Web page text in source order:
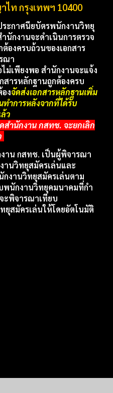
ไท กรุงเทพฯ 10400
ะกาศนียบัตรพนักงานวิทยุ
นักงานจะดําเนินการตรวจ
องครบถ้วนของเอกสาร
ณา
ม่เพียงพอ สํานักงานจะแจ้ง
สารหลักฐานถูกต้องครบ
งจัดส่งเอกสารหลักฐานเพิ่ม
ทําการหลังจากที่ได้รับ
ว
สํานักงาน กสทช. จะยกเลิก
าน กสทช. เป็นผู้พิจารณา
านวิทยุสมัครเล่นและ
งานวิทยุสมัครเล่นตาม
พนักงานวิทยุคมนาคมที่กํา
จะพิจารณาเทียบ
สมัครเล่นให้โดยอัตโนมัติ